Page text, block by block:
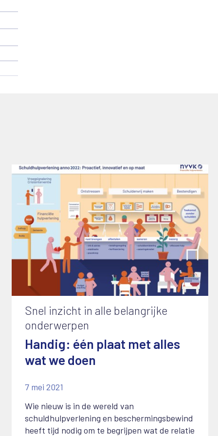
Snel inzicht in alle belangrijke
onderwerpen
Handig: één plaat met alles
wat we doen
7 mei 2021
Wie nieuw is in de wereld van
schuldhulpverlening en beschermingsbewind
heeft tijd nodig om te begrijpen wat de relatie